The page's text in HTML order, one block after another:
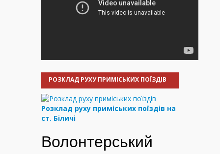
РОЗКЛАД РУХУ ПРИМІСЬКИХ ПОЇЗДІВ
Розклад руху приміських поїздів на
ст. Біличі